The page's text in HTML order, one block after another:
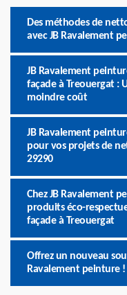
Des méthodes de
avec JB Ravalement
JB Ravalement
façade à Treouergat :
moindre coût
JB Ravalement
pour vos projets de
29290
Chez JB Ravalement
produits éco-
façade à Treouergat
Offrez un nouveau
Ravalement peinture !